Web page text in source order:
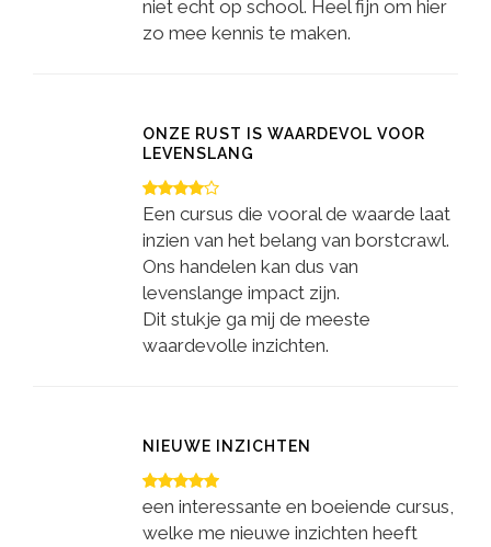
niet echt op school. Heel fijn om hier
zo mee kennis te maken.
ONZE RUST IS WAARDEVOL VOOR
LEVENSLANG
Een cursus die vooral de waarde laat
inzien van het belang van borstcrawl.
Ons handelen kan dus van
levenslange impact zijn.
Dit stukje ga mij de meeste
waardevolle inzichten.
NIEUWE INZICHTEN
een interessante en boeiende cursus,
welke me nieuwe inzichten heeft